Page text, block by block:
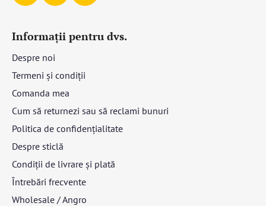
Informații pentru dvs.
Despre noi
Termeni și condiții
Comanda mea
Cum să returnezi sau să reclami bunuri
Politica de confidențialitate
Despre sticlă
Condiții de livrare și plată
Întrebări frecvente
Wholesale / Angro